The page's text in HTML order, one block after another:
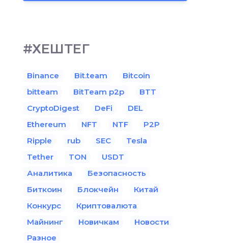
#ХЕШТЕГ
Binance Bit.team
Bitcoin
bitteam
BitTeam p2p
BTT
CryptoDigest
DeFi
DEL
Ethereum
NFT NTF
P2P
Ripple
rub SEC
Tesla
Tether
TON
USDT
Аналитика
Безопасность
Биткоин
Блокчейн
Китай
Конкурс
Криптовалюта
Майнинг
Новичкам
Новости
Разное